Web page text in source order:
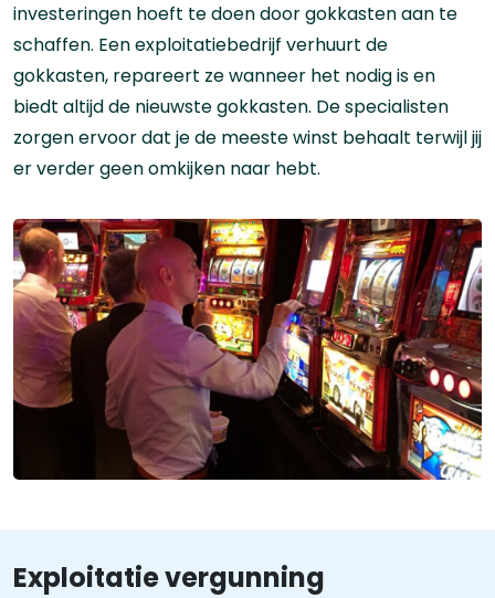
investeringen hoeft te doen door gokkasten aan te
schaffen. Een exploitatiebedrijf verhuurt de
gokkasten, repareert ze wanneer het nodig is en
biedt altijd de nieuwste gokkasten. De specialisten
zorgen ervoor dat je de meeste winst behaalt terwijl jij
er verder geen omkijken naar hebt.
Exploitatie vergunning